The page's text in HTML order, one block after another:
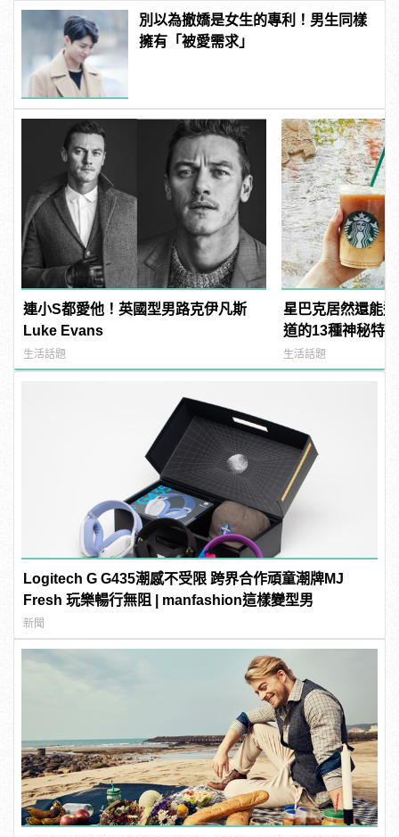
別以為撤嬌是女生的專利！男生同樣
擁有「被愛需求」
連小S都愛他！英國型男路克伊凡斯
Luke Evans
生活話題
星巴克居然還能
道的13種神秘特
悔
生活話題
Logitech G G435潮感不受限 跨界合作頑童潮牌MJ
Fresh 玩樂暢行無阻 | manfashion這樣變型男
新聞